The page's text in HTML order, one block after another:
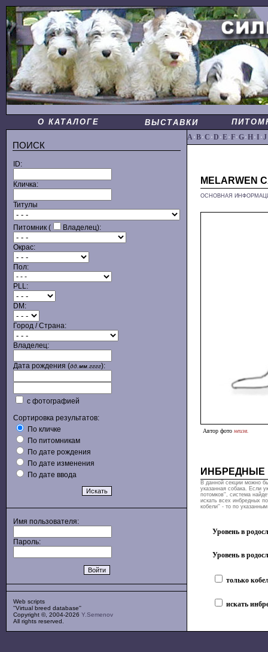
О КАТАЛОГЕ ВЫСТАВКИ
ПОИСК
ID:
Кличка:
Титулы
Питомник ( Владелец):
Окрас:
Пол:
PLL:
DM:
Город / Страна:
Владелец:
Дата рождения (дд.мм.гггг):
с фотографией
Сортировка результатов:
По кличке
По питомникам
По дате рождения
По дате изменения
По дате ввода
Имя пользователя:
Пароль:
Web scripts
''Virtual breed database''
Copyright ©, 2004-2026 Y.Semenov
All rights reserved.
A·B·C ·D ·E·F·G·H·I ·J
MELARWEN
ОСНОВНАЯ
Автор фото неизв.
ИНБРЕДНЫЕ
В данной секции можно
указанная собака. Если
потомков'', система
искать всех инбредных
кобели'' - то по
Уровень в
Уровень в
только
искать